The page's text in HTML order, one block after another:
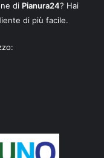
di Pianura24? Hai
di più facile.